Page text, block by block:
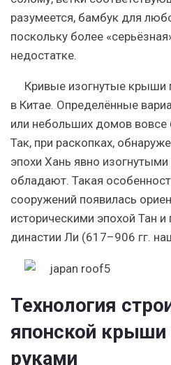
разумеется, бамбук для
поскольку более
недостатке.
Кривые изогнутые крыши
в Китае. Определённые
или небольших домов
Так, при раскопках,
эпохи Хань явно
обладают. Такая
сооружений появилась
историческими эпохой Тан
династии Ли (617–906 гг.
Технология
японской крыши
руками